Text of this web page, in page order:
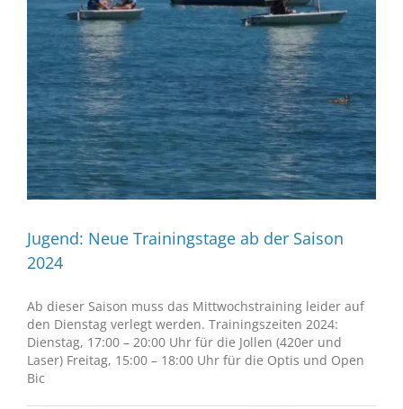
Jugend: Neue Trainingstage ab der Saison
2024
Ab dieser Saison muss das Mittwochstraining leider auf
den Dienstag verlegt werden. Trainingszeiten 2024:
Dienstag, 17:00 – 20:00 Uhr für die Jollen (420er und
Laser) Freitag, 15:00 – 18:00 Uhr für die Optis und Open
Bic